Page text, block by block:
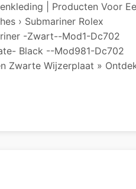
| Producten Voor
› Submariner Rolex
-zwart--mod1-Dc702
Black --Mod981-Dc702
Zwarte Wijzerplaat »